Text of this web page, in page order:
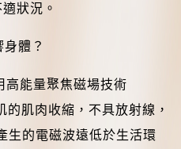
狀況。
體？
高能量聚焦磁場技術
的肌肉收縮，不具放射線，
生的電磁波遠低於生活環